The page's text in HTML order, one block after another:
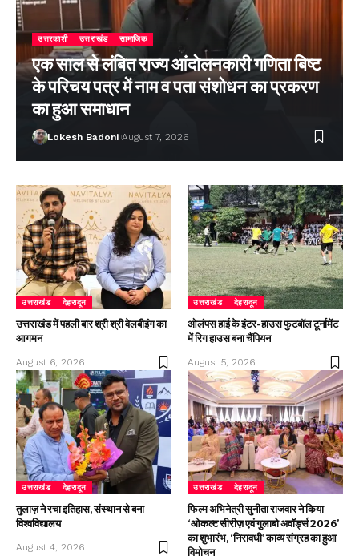
उत्तरकाशी उत्तराखंड सामाजिक
एक साल से लंबित राज्य आंदोलनकारी गणिता बिष्ट
के परिचय पत्र में नाम व पता संशोधन का प्रकरण
का हुआ समाधान
Lokesh Badoni August 7, 2026
उत्तराखंड देहरादून
उत्तराखंड में पहली बार श्री श्री वेलबीइंग का
आगमन
August 6, 2026
उत्तराखंड देहरादून
ओलंपस हाई के इंटर-हाउस फुटबॉल टूर्नामेंट
में रिग हाउस बना चैंपियन
August 5, 2026
उत्तराखंड देहरादून
तुलाज़ ने रचा इतिहास, संस्थान से बना
विश्वविद्यालय
August 4, 2026
उत्तराखंड देहरादून
फिल्म अभिनेत्री सुनीता राजवार ने किया
‘ओकल्ट सीरीज़ एवं गुलाबो अवॉर्ड्स 2026’
का शुभारंभ, ‘निरावधी’ काव्य संग्रह का हुआ
विमोचन